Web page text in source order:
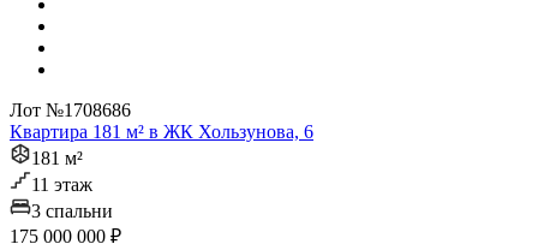
Лот №1708686
Квартира 181 м² в ЖК Хользунова, 6
181 м²
11 этаж
3 спальни
175 000 000 ₽